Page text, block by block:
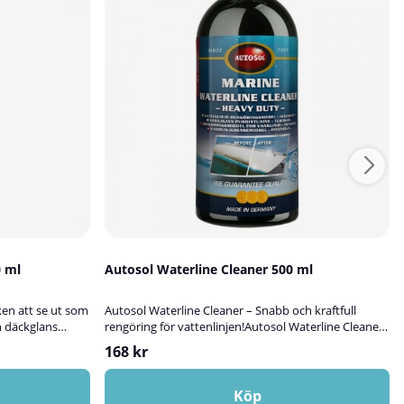
ml
att se ut som
däckglans
en
finish.
ett välvårdat
Autosol Waterline Cleaner 500 ml
Autosol Waterline Cleaner – Snabb och kraftfull
rengöring för vattenlinjen!Autosol Waterline Cleaner
är en intensivt verkande rengöringsprodukt, speciellt
framtagen för att ta bort missfärgningar och gula
beläggningar från gelcoatytor vid och under
vattenlinjen. Den är särskilt effektiv för svåra fläckar
168 kr
Köp